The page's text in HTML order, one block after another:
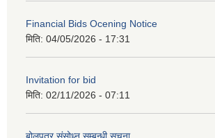
Financial Bids Ocening Notice
मिति: 04/05/2026 - 17:31
Invitation for bid
मिति: 02/11/2026 - 07:11